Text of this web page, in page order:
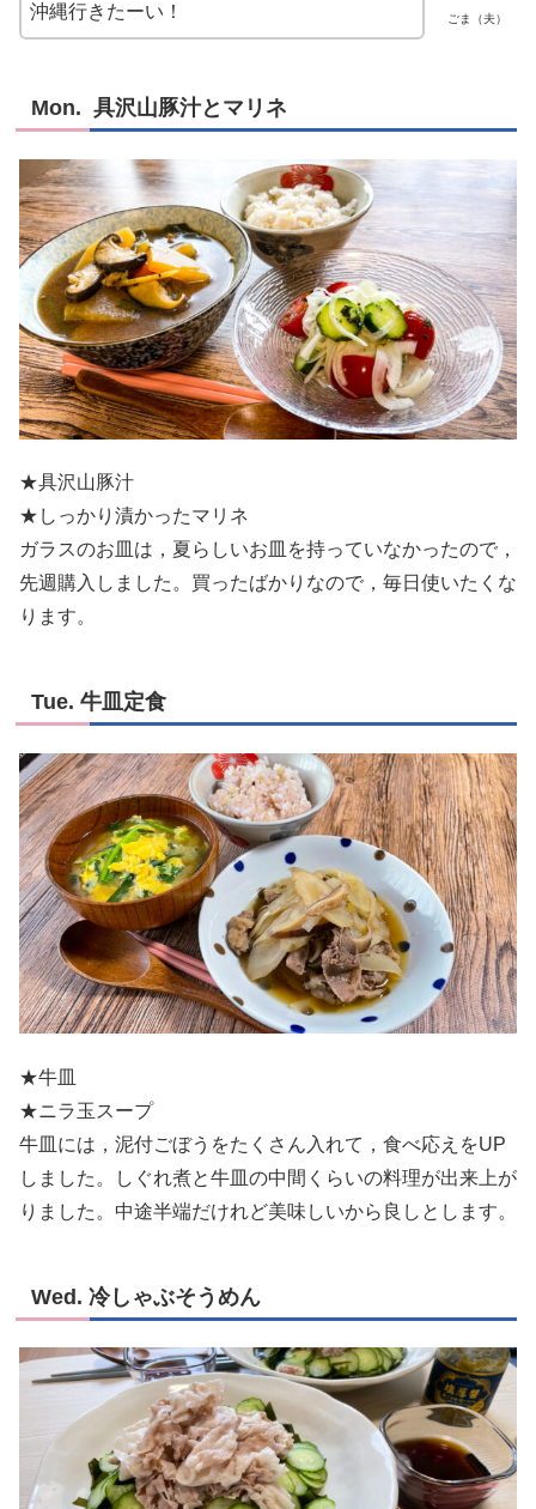
ごま（夫）
沖縄行きたーい！
Mon. 具沢山豚汁とマリネ
★具沢山豚汁
★しっかり漬かったマリネ
ガラスのお皿は，夏らしいお皿を持っていなかったので，
先週購入しました。買ったばかりなので，毎日使いたくな
ります。
Tue. 牛皿定食
★牛皿
★ニラ玉スープ
牛皿には，泥付ごぼうをたくさん入れて，食べ応えをUP
しました。しぐれ煮と牛皿の中間くらいの料理が出来上が
りました。中途半端だけれど美味しいから良しとします。
Wed. 冷しゃぶそうめん